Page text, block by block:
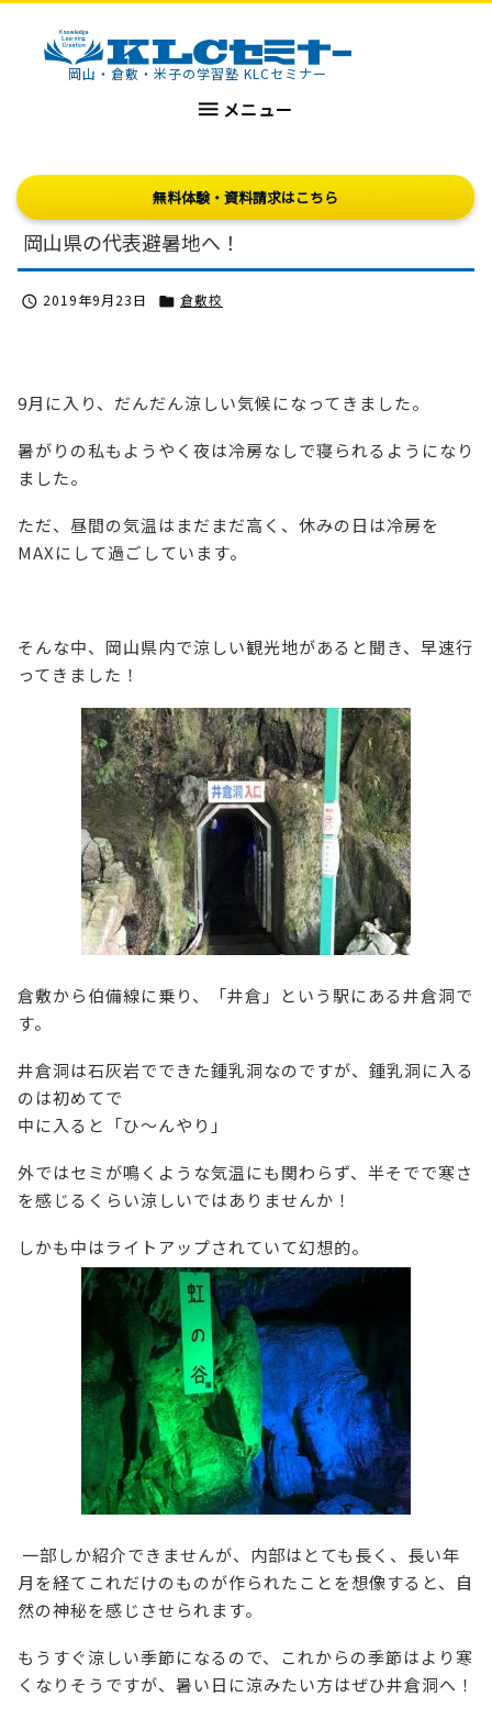
KLCセミナー岡山・倉敷・米子の学習塾 KLCセミナー
 メニュー
無料体験・資料請求はこちら
岡山県の代表避暑地へ！
 2019年9月23日  倉敷校
9月に入り、だんだん涼しい気候になってきました。
暑がりの私もようやく夜は冷房なしで寝られるようになり
ました。
ただ、昼間の気温はまだまだ高く、休みの日は冷房を
MAXにして過ごしています。
そんな中、岡山県内で涼しい観光地があると聞き、早速行
ってきました！
倉敷から伯備線に乗り、「井倉」という駅にある井倉洞で
す。
井倉洞は石灰岩でできた鍾乳洞なのですが、鍾乳洞に入る
のは初めてで
中に入ると「ひ～んやり」
外ではセミが鳴くような気温にも関わらず、半そでで寒さ
を感じるくらい涼しいではありませんか！
しかも中はライトアップされていて幻想的。
一部しか紹介できませんが、内部はとても長く、長い年
月を経てこれだけのものが作られたことを想像すると、自
然の神秘を感じさせられます。
もうすぐ涼しい季節になるので、これからの季節はより寒
くなりそうですが、暑い日に涼みたい方はぜひ井倉洞へ！